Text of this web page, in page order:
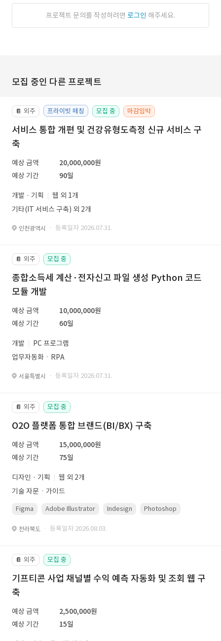
프로젝트 문의를 작성하려면 로그인 해주세요.
모집 중인 다른 프로젝트
📔 외주 프라이빗 매칭 모집 중 마감임박
서비스 통합 개편 및 건강유형도측정 신규 서비스 구
축
예상 금액
20,000,000원
예상 기간
90일
개발 · 기획
웹 외 1개
기타(IT 서비스 구축) 외 2개
인천광역시 · 등록일자 2026.07.31.
📔 외주 모집 중
종합소득세 계산·전자신고 파일 생성 Python 코드
모듈 개발
예상 금액
10,000,000원
예상 기간
60일
개발
PC 프로그램
업무자동화ㆍRPA
서울특별시 · 등록일자 2026.07.31.
📔 외주 모집 중
O2O 플랫폼 통합 브랜드(BI/BX) 구축
예상 금액
15,000,000원
예상 기간
75일
디자인 · 기획
웹 외 2개
기술 자문ㆍ가이드
Figma Adobe Illustrator Indesign Photoshop
전라북도 · 등록일자 2026.08.03.
📔 외주 모집 중
기프티콘 사업 채널별 수익 예측 자동화 및 조회 웹 구
축
예상 금액
2,500,000원
예상 기간
15일